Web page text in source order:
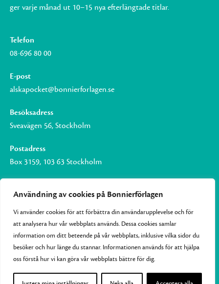
Användning av cookies på Bonnierförlagen
Vi använder cookies för att förbättra din användarupplevelse och för
att analysera hur vår webbplats används. Dessa cookies samlar
information om ditt beteende på vår webbplats, inklusive vilka sidor du
besöker och hur länge du stannar. Informationen används för att hjälpa
oss förstå hur vi kan göra vår webbplats bättre för dig.
ger varje månad ut 10–15 nya efterlängtade titlar.
Telefon
08-696 80 00
E-post
alskapocket@bonnierforlagen.se
Besöksadress
Sveavägen 56, Stockholm
Postadress
Box 3159, 103 63 Stockholm
Om Bonnierförlagen
Cookies
Integritetspolicy